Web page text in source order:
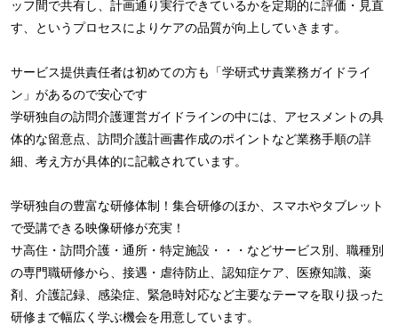
ッフ間で共有し、計画通り実行できているかを定期的に評価・見直
す、というプロセスによりケアの品質が向上していきます。
サービス提供責任者は初めての方も「学研式サ責業務ガイドライ
ン」があるので安心です
学研独自の訪問介護運営ガイドラインの中には、アセスメントの具
体的な留意点、訪問介護計画書作成のポイントなど業務手順の詳
細、考え方が具体的に記載されています。
学研独自の豊富な研修体制！集合研修のほか、スマホやタブレット
で受講できる映像研修が充実！
サ高住・訪問介護・通所・特定施設・・・などサービス別、職種別
の専門職研修から、接遇・虐待防止、認知症ケア、医療知識、薬
剤、介護記録、感染症、緊急時対応など主要なテーマを取り扱った
研修まで幅広く学ぶ機会を用意しています。